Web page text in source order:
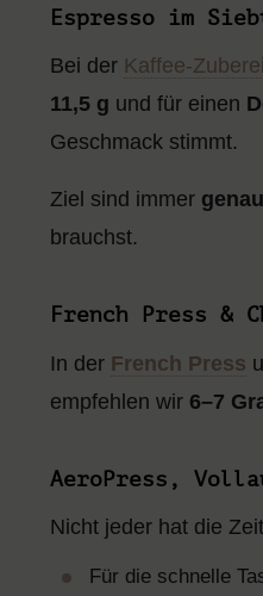
Espresso im
Bei der Kaffee-
11,5 g und für einen
Geschmack stimmt.
Ziel sind immer
brauchst.
French Press &
In der French Press
empfehlen wir 6–7
AeroPress,
Nicht jeder hat die
Für die schnelle